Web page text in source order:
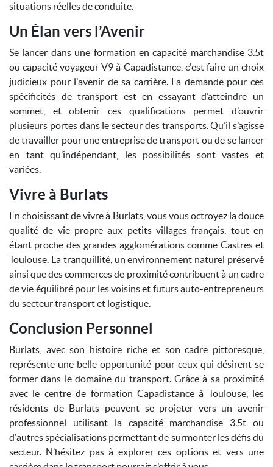
situations réelles de conduite.
Un Élan vers l’Avenir
Se lancer dans une formation en capacité marchandise 3.5t
ou capacité voyageur V9 à Capadistance, c'est faire un choix
judicieux pour l'avenir de sa carrière. La demande pour ces
spécificités de transport est en essayant d’atteindre un
sommet, et obtenir ces qualifications permet d’ouvrir
plusieurs portes dans le secteur des transports. Qu’il s’agisse
de travailler pour une entreprise de transport ou de se lancer
en tant qu’indépendant, les possibilités sont vastes et
variées.
Vivre à Burlats
En choisissant de vivre à Burlats, vous vous octroyez la douce
qualité de vie propre aux petits villages français, tout en
étant proche des grandes agglomérations comme Castres et
Toulouse. La tranquillité, un environnement naturel préservé
ainsi que des commerces de proximité contribuent à un cadre
de vie équilibré pour les voisins et futurs auto-entrepreneurs
du secteur transport et logistique.
Conclusion Personnel
Burlats, avec son histoire riche et son cadre pittoresque,
représente une belle opportunité pour ceux qui désirent se
former dans le domaine du transport. Grâce à sa proximité
avec le centre de formation Capadistance à Toulouse, les
résidents de Burlats peuvent se projeter vers un avenir
professionnel utilisant la capacité marchandise 3.5t ou
d'autres spécialisations permettant de surmonter les défis du
secteur. N’hésitez pas à explorer ces options et vers une